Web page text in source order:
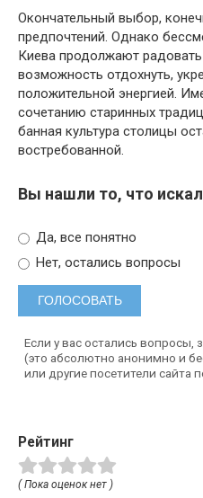
Окончательный выбор,
предпочтений. Однако
Киева продолжают радовать
возможность отдохнуть,
положительной энергией.
сочетанию старинных
банная культура столицы
востребованной.
Вы нашли то, что
Да, все понятно
Нет, остались вопросы
Если у вас остались вопросы,
(это абсолютно анонимно и
или другие посетители сайта
Рейтинг
( Пока оценок нет )